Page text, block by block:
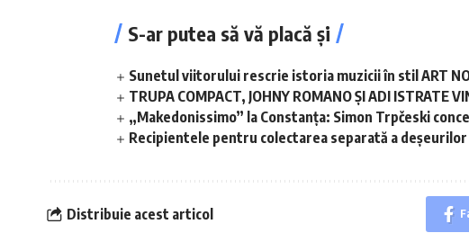
S-ar putea să vă placă și
Sunetul viitorului rescrie istoria muzicii în stil ART
TRUPA COMPACT, JOHNY ROMANO ȘI ADI ISTRATE
„Makedonissimo” la Constanța: Simon Trpčeski
Recipientele pentru colectarea separată a deșeurilor
Distribuie acest articol